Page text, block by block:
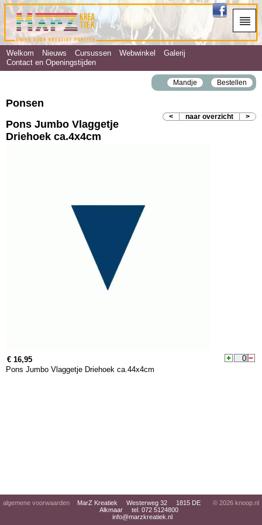
Welkom Nieuws Cursussen Webwinkel
Galerij
Contact en Openingstijden
Mandje Bestellen
Ponsen
< naar overzicht >
Pons Jumbo Vlaggetje
Driehoek ca.4x4cm
€ 16,95
Pons Jumbo Vlaggetje Driehoek ca.44x4cm
algemene voorwaarden
MarZ Kreatiek Westerweg 32 1815 DE
Alkmaar tel. 072 5124800
info@marzkreatiek.nl
© 2026 knoop.nl